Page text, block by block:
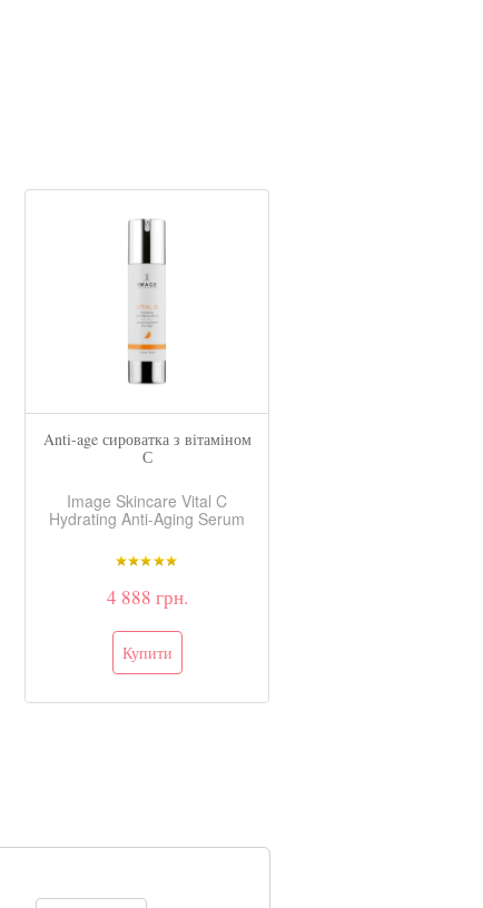
Anti-age сироватка з вітаміном
С
Image Skincare Vital C
Hydrating Anti-Aging Serum
4 888 грн.